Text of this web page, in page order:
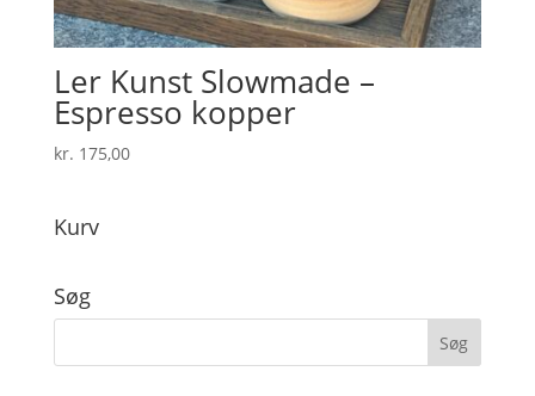
Ler Kunst Slowmade –
Espresso kopper
kr. 175,00
Kurv
Søg